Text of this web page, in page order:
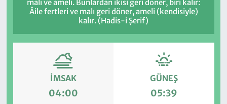
malı ve ameli. Bunlardan ikisi geri döner, biri kalır:
Âile fertleri ve malı geri döner, ameli (kendisiyle)
kalır. (Hadis-i Şerif)
İMSAK
04:00
GÜNEŞ
05:39